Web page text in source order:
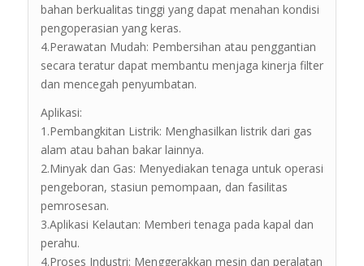
bahan berkualitas tinggi yang dapat menahan kondisi
pengoperasian yang keras.
4.Perawatan Mudah: Pembersihan atau penggantian
secara teratur dapat membantu menjaga kinerja filter
dan mencegah penyumbatan.
Aplikasi:
1.Pembangkitan Listrik: Menghasilkan listrik dari gas
alam atau bahan bakar lainnya.
2.Minyak dan Gas: Menyediakan tenaga untuk operasi
pengeboran, stasiun pemompaan, dan fasilitas
pemrosesan.
3.Aplikasi Kelautan: Memberi tenaga pada kapal dan
perahu.
4.Proses Industri: Menggerakkan mesin dan peralatan